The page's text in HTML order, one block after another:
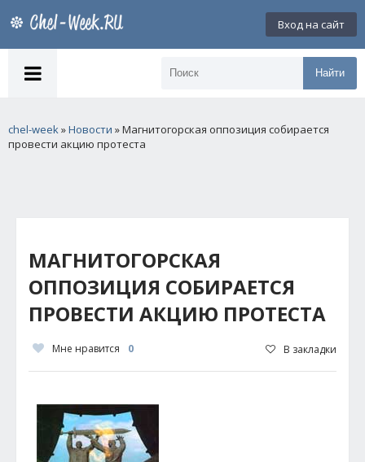
Вход на сайт
Найти
chel-week»Новости » Магнитогорская оппозиция собирается
провести акцию протеста
МАГНИТОГОРСКАЯ
ОППОЗИЦИЯ СОБИРАЕТСЯ
ПРОВЕСТИ АКЦИЮ ПРОТЕСТА
Мне нравится 0 В закладки